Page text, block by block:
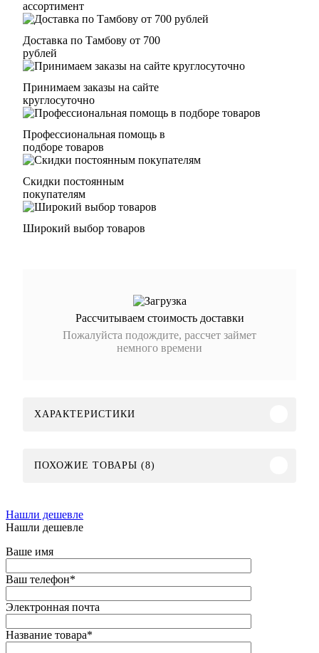
ассортимент
Доставка по Тамбову от 700
рублей
Принимаем заказы на сайте
круглосуточно
Профессиональная помощь в
подборе товаров
Скидки постоянным
покупателям
Широкий выбор товаров
Рассчитываем стоимость доставки
Пожалуйста подождите, рассчет займет
немного времени
ХАРАКТЕРИСТИКИ
ПОХОЖИЕ ТОВАРЫ (8)
Нашли дешевле
Нашли дешевле
Ваше имя
Ваш телефон*
Электронная почта
Название товара*